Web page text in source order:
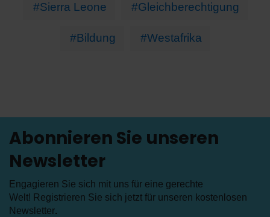
#Sierra Leone #Gleichberechtigung
#Bildung #Westafrika
Abonnieren Sie unseren
Newsletter
Engagieren Sie sich mit uns für eine gerechte
Welt! Registrieren Sie sich jetzt für unseren kostenlosen
Newsletter.